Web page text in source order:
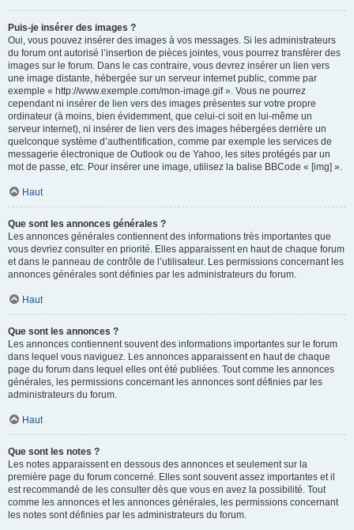
Puis-je insérer des images ?
Oui, vous pouvez insérer des images à vos messages. Si les administrateurs
du forum ont autorisé l’insertion de pièces jointes, vous pourrez transférer des
images sur le forum. Dans le cas contraire, vous devrez insérer un lien vers
une image distante, hébergée sur un serveur internet public, comme par
exemple « http://www.exemple.com/mon-image.gif ». Vous ne pourrez
cependant ni insérer de lien vers des images présentes sur votre propre
ordinateur (à moins, bien évidemment, que celui-ci soit en lui-même un
serveur internet), ni insérer de lien vers des images hébergées derrière un
quelconque système d’authentification, comme par exemple les services de
messagerie électronique de Outlook ou de Yahoo, les sites protégés par un
mot de passe, etc. Pour insérer une image, utilisez la balise BBCode « [img] ».
Haut
Que sont les annonces générales ?
Les annonces générales contiennent des informations très importantes que
vous devriez consulter en priorité. Elles apparaissent en haut de chaque forum
et dans le panneau de contrôle de l’utilisateur. Les permissions concernant les
annonces générales sont définies par les administrateurs du forum.
Haut
Que sont les annonces ?
Les annonces contiennent souvent des informations importantes sur le forum
dans lequel vous naviguez. Les annonces apparaissent en haut de chaque
page du forum dans lequel elles ont été publiées. Tout comme les annonces
générales, les permissions concernant les annonces sont définies par les
administrateurs du forum.
Haut
Que sont les notes ?
Les notes apparaissent en dessous des annonces et seulement sur la
première page du forum concerné. Elles sont souvent assez importantes et il
est recommandé de les consulter dès que vous en avez la possibilité. Tout
comme les annonces et les annonces générales, les permissions concernant
les notes sont définies par les administrateurs du forum.